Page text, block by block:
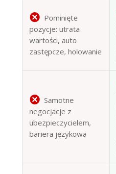
Pominięte
pozycje: utrata
wartości, auto
zastępcze, holowanie
Samotne
negocjacje z
ubezpieczycielem,
bariera językowa